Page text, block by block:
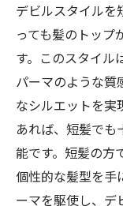
デビルスタイルを
っても髪のトップ
す。このスタイル
パーマのような質
なシルエットを実
あれば、短髪で
能です。短髪の方
個性的な髪型を手
ーマを駆使し、デ